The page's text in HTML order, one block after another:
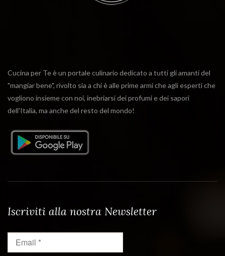
Cucina per Te è un portale culinario dedicato a tutti gli amanti del
"mangiar bene", rivolto sia a chi è alle prime armi che agli esperti che
vogliono insieme con noi, inebriarsi dei profumi e dei sapori
dell'Italia, ma anche del resto del mondo!
Iscriviti alla nostra Newsletter